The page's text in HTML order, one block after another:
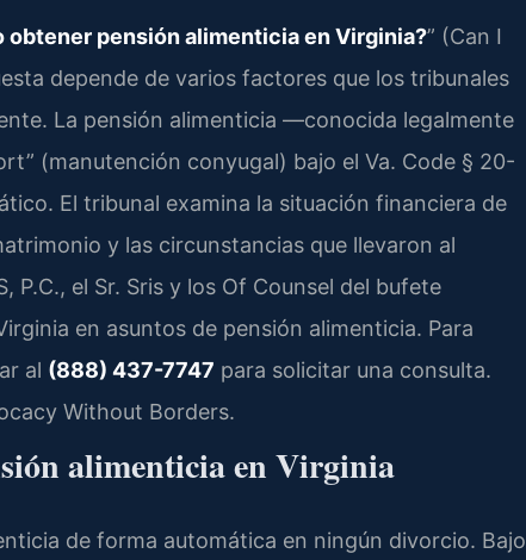
obtener pensión alimenticia en Virginia?” (Can I
depende de varios factores que los tribunales
La pensión alimenticia —conocida legalmente
(manutención conyugal) bajo el Va. Code § 20-
El tribunal examina la situación financiera de
y las circunstancias que llevaron al
P.C., el Sr. Sris y los Of Counsel del bufete
en asuntos de pensión alimenticia. Para
al (888) 437-7747 para solicitar una consulta.
Without Borders.
alimenticia en Virginia
de forma automática en ningún divorcio. Bajo